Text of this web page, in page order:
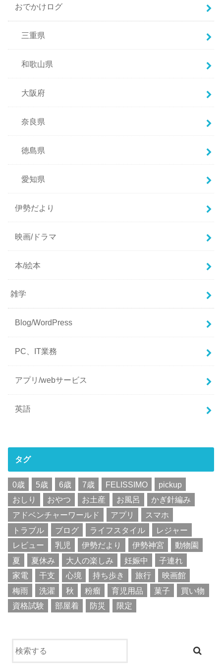
おでかけログ
三重県
和歌山県
大阪府
奈良県
徳島県
愛知県
伊勢だより
映画/ドラマ
本/絵本
雑学
Blog/WordPress
PC、IT業務
アプリ/webサービス
英語
タグ
0歳 5歳 6歳 7歳 FELISSIMO
pickup
おしり
おやつ お土産 お風呂
かぎ針編み
アドベンチャーワールド
アプリ
スマホ
トラブル
ブログ ライフスタイル
レジャー
レビュー
乳児 伊勢だより 伊勢神宮
動物園
夏
夏休み 大人の楽しみ 妊娠中
子連れ
家電
干支 心境 持ち歩き 旅行
映画館
梅雨
洗濯 秋 粉瘤 育児用品 菓子
買い物
資格試験
部屋着 防災 限定